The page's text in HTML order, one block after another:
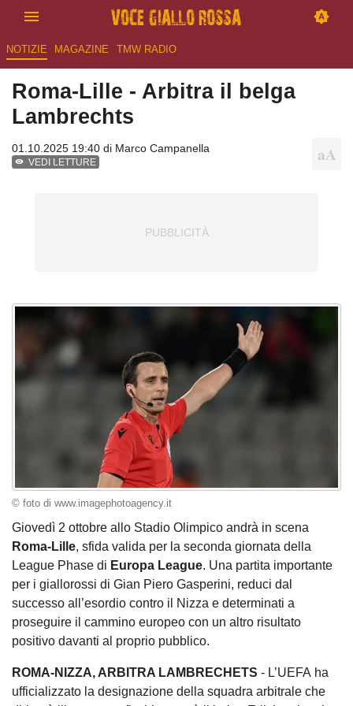
NOTIZIE MAGAZINE TMW RADIO
Roma-Lille - Arbitra il belga
Lambrechts
01.10.2025 19:40 di Marco Campanella
VEDI LETTURE
© foto di www.imagephotoagency.it
Giovedì 2 ottobre allo Stadio Olimpico andrà in scena
Roma-Lille, sfida valida per la seconda giornata della
League Phase di Europa League. Una partita importante
per i giallorossi di Gian Piero Gasperini, reduci dal
successo all’esordio contro il Nizza e determinati a
proseguire il cammino europeo con un altro risultato
positivo davanti al proprio pubblico.
ROMA-NIZZA, ARBITRA LAMBRECHETS - L’UEFA ha
ufficializzato la designazione della squadra arbitrale che